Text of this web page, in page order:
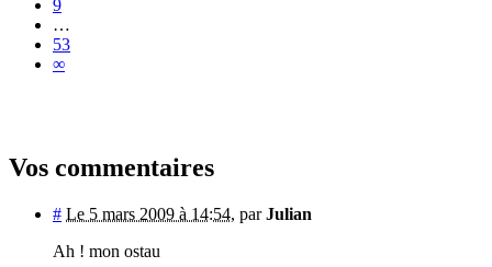
9
…
53
∞
Vos commentaires
# Le 5 mars 2009 à 14:54, parJulian
Ah ! mon ostau